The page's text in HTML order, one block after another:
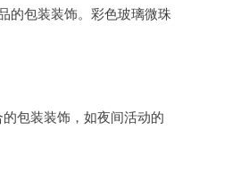
的包装装饰。彩色玻璃微珠
包装装饰，如夜间活动的